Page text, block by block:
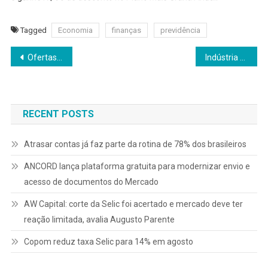
Tagged Economia finanças previdência
Navegação
Post
Ofertas de renda fixa batem recorde no mercado
RECENT POSTS
Atrasar contas já faz parte da rotina de 78% dos brasileiros
ANCORD lança plataforma gratuita para modernizar envio e
acesso de documentos do Mercado
AW Capital: corte da Selic foi acertado e mercado deve ter
reação limitada, avalia Augusto Parente
Copom reduz taxa Selic para 14% em agosto